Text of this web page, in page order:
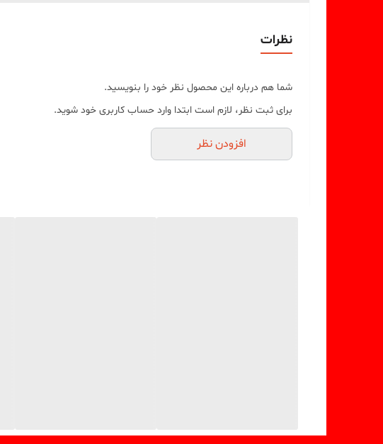
نظرات
شما هم درباره این محصول نظر خود را بنویسید.
برای ثبت نظر، لازم است ابتدا وارد حساب کاربری خود شوید.
افزودن نظر